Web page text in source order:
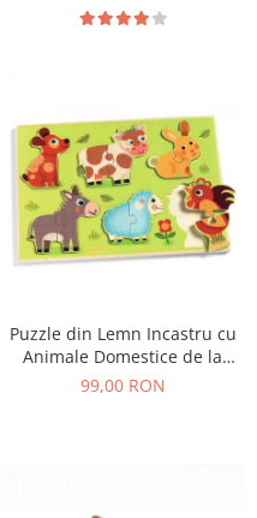
Puzzle din Lemn Incastru cu
Animale Domestice de la
Ferma, 12 Piese
99,00 RON